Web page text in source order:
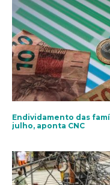
Endividamento das
julho, aponta CNC